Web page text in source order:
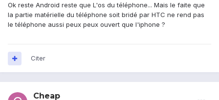
Ok reste Android reste que L'os du téléphone... Mais le faite que
la partie matérielle du téléphone soit bridé par HTC ne rend pas
le téléphone aussi peux peux ouvert que l'iphone ?
Citer
Cheap